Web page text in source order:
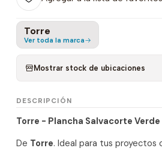
Torre
Ver toda la marca
Mostrar stock de ubicaciones
DESCRIPCIÓN
Torre - Plancha Salvacorte Verde
De Torre. Ideal para tus proyectos